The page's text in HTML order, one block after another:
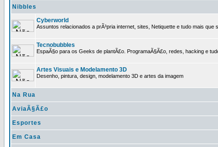
Nibbles
Cyberworld
Assuntos relacionados a prÃ³pria internet, sites, Netiquette e tudo mais que
Tecnobubbles
EspaÃ§o para os Geeks de plantÃ£o. ProgramaÃ§Ã£o, redes, hacking e
Artes Visuais e Modelamento 3D
Desenho, pintura, design, modelamento 3D e artes da imagem
Na Rua
AviaÃ§Ã£o
Esportes
Em Casa